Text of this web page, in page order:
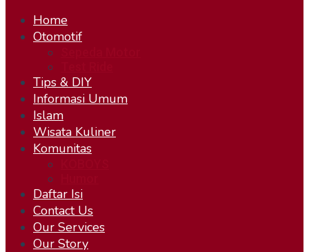
Home
Otomotif
Tips & DIY
Informasi Umum
Islam
Wisata Kuliner
Komunitas
Daftar Isi
Contact Us
Our Services
Our Story